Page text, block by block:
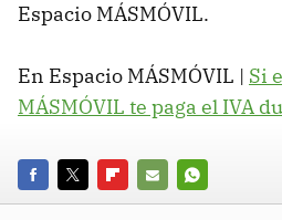
Espacio MÁSMÓVIL.
En Espacio MÁSMÓVIL | Si
MÁSMÓVIL te paga el IVA
FACEBOOK
TWITTERFLIPBOARD
E-
WHATSAPP